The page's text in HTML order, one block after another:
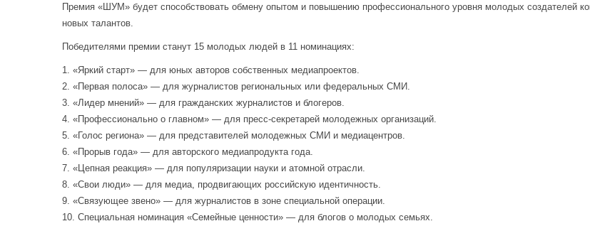
Премия «ШУМ» будет способствовать обмену опытом и повышению профессионального уровня молодых создателей
новых талантов.
Победителями премии станут 15 молодых людей в 11 номинациях:
1. «Яркий старт» — для юных авторов собственных медиапроектов.
2. «Первая полоса» — для журналистов региональных или федеральных СМИ.
3. «Лидер мнений» — для гражданских журналистов и блогеров.
4. «Профессионально о главном» — для пресс-секретарей молодежных организаций.
5. «Голос региона» — для представителей молодежных СМИ и медиацентров.
6. «Прорыв года» — для авторского медиапродукта года.
7. «Цепная реакция» — для популяризации науки и атомной отрасли.
8. «Свои люди» — для медиа, продвигающих российскую идентичность.
9. «Связующее звено» — для журналистов в зоне специальной операции.
10. Специальная номинация «Семейные ценности» — для блогов о молодых семьях.